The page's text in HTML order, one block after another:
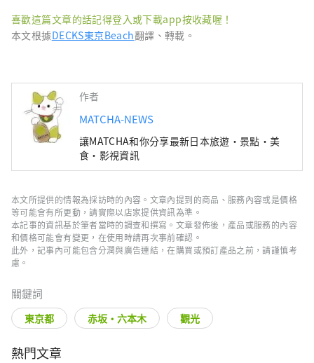
喜歡這篇文章的話記得登入或下載app按收藏喔！
本文根據DECKS東京Beach翻譯、轉載。
作者
MATCHA-NEWS
讓MATCHA和你分享最新日本旅遊・景點・美
食・影視資訊
本文所提供的情報為採訪時的內容。文章內提到的商品、服務內容或是價格
等可能會有所更動，請實際以店家提供資訊為準。
本記事的資訊基於筆者當時的調查和撰寫。文章發佈後，產品或服務的內容
和價格可能會有變更，在使用時請再次事前確認。
此外，記事內可能包含分潤與廣告連結，在購買或預訂產品之前，請謹慎考
慮。
關鍵詞
東京都 赤坂・六本木 觀光
熱門文章